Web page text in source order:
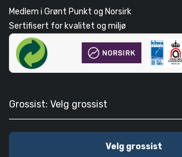
Medlem i Grønt Punkt og Norsirk
Sertifisert for kvalitet og miljø
Grossist: Velg grossist
Velg grossist